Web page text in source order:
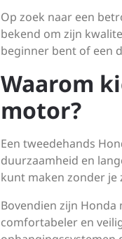
Op zoek naar een
bekend om zijn
beginner bent of een
Waarom
motor?
Een tweedehands
duurzaamheid en
kunt maken zonder je
Bovendien zijn
comfortabeler en